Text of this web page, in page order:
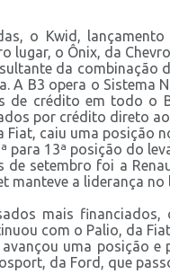
o Kwid,
lugar, o Ônix, da
da
A B3 opera o Sistema
de crédito em todo o
por crédito direto
caiu uma posição
para 13ª posição do
de setembro foi a
manteve a liderança
mais
com o Palio, da
uma posição
da Ford, que